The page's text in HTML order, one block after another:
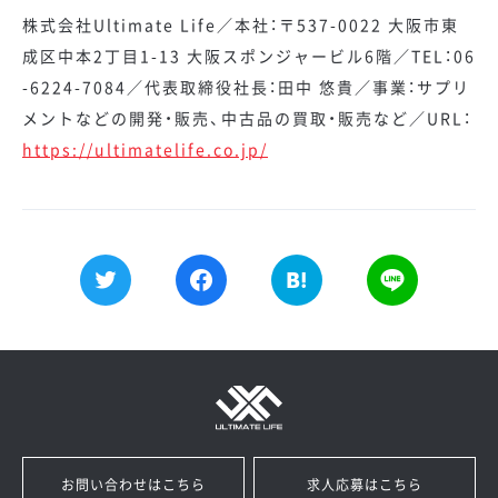
株式会社Ultimate Life／本社：〒537-0022 大阪市東
成区中本2丁目1-13 大阪スポンジャービル6階／TEL：06
-6224-7084／代表取締役社長：田中 悠貴／事業：サプリ
メントなどの開発・販売、中古品の買取・販売など／URL：
https://ultimatelife.co.jp/
お問い合わせはこちら 求人応募はこちら